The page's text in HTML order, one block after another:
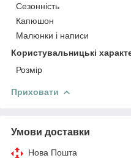
Сезонність
Капюшон
Малюнки і написи
Користувальницькі
Розмір
Приховати
Умови доставки
Нова Пошта